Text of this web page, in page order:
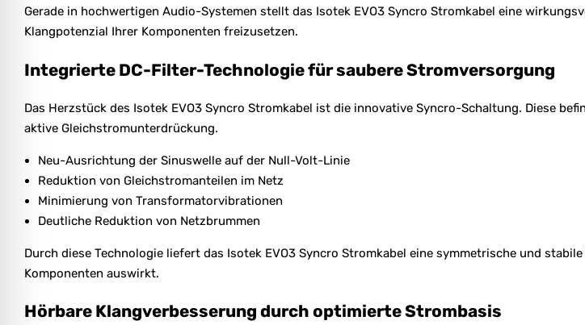
Gerade in hochwertigen Audio-Systemen stellt das Isotek EVO3 Syncro Stromkabel eine
Klangpotenzial Ihrer Komponenten freizusetzen.
Integrierte DC-Filter-Technologie für saubere Stromversorgung
Das Herzstück des Isotek EVO3 Syncro Stromkabel ist die innovative Syncro-Schaltung. Diese
aktive Gleichstromunterdrückung.
Neu-Ausrichtung der Sinuswelle auf der Null-Volt-Linie
Reduktion von Gleichstromanteilen im Netz
Minimierung von Transformatorvibrationen
Deutliche Reduktion von Netzbrummen
Durch diese Technologie liefert das Isotek EVO3 Syncro Stromkabel eine symmetrische und
Komponenten auswirkt.
Hörbare Klangverbesserung durch optimierte Strombasis